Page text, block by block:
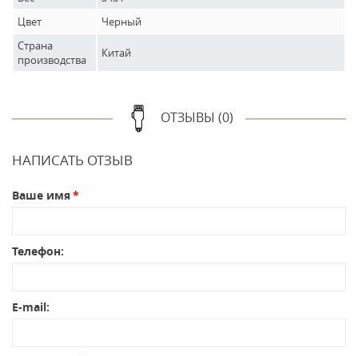
Цвет
Черный
Страна
производства
Китай
ОТЗЫВЫ (0)
НАПИСАТЬ ОТЗЫВ
Ваше имя
Телефон:
E-mail: